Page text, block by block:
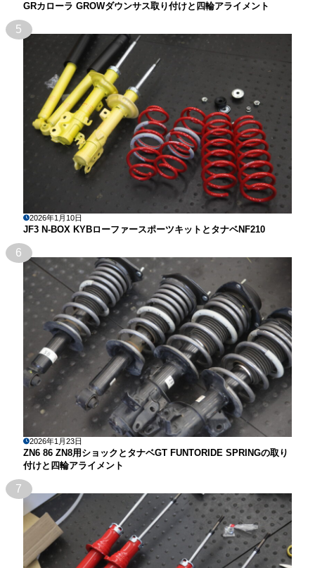
GRカローラ GROWダウンサス取り付けと四輪アライメント
5
2026年1月10日
JF3 N-BOX KYBローファースポーツキットとタナベNF210
6
2026年1月23日
ZN6 86 ZN8用ショックとタナベGT FUNTORIDE SPRINGの取り
付けと四輪アライメント
7